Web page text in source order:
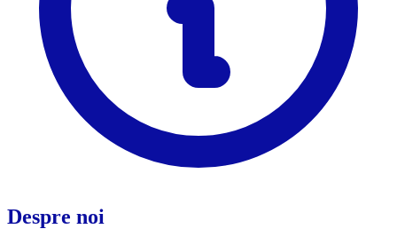
Despre noi